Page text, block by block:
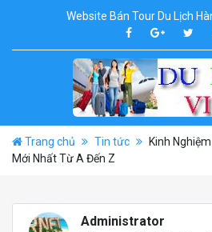
Website Bán Tour Du Lịch
Trang chủ Tin tức
Kinh
Mới Nhất Từ A Đến Z
Administrator